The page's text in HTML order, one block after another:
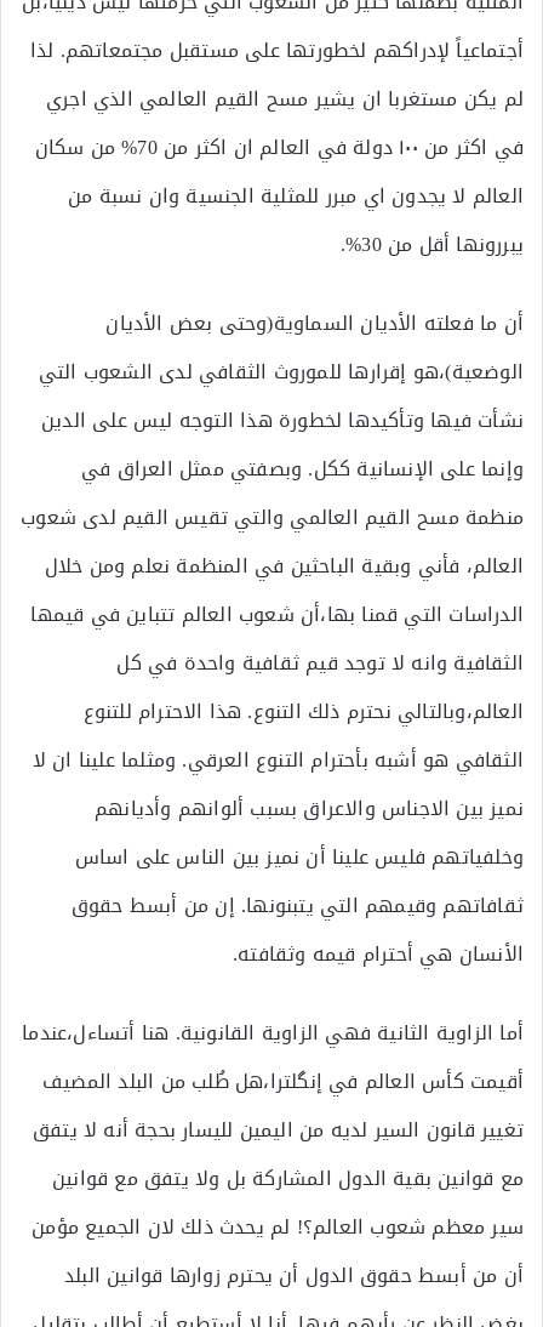
أجتماعياً لإدراكهم لخطورتها على مستقبل مجتمعاتهم. لذا
لم يكن مستغربا ان يشير مسح القيم العالمي الذي اجري
في اكثر من ١٠٠ دولة في العالم ان اكثر من 70% من سكان
العالم لا يجدون اي مبرر للمثلية الجنسية وان نسبة من
يبررونها أقل من 30%.
أن ما فعلته الأديان السماوية(وحتى بعض الأديان
الوضعية)،هو إقرارها للموروث الثقافي لدى الشعوب التي
نشأت فيها وتأكيدها لخطورة هذا التوجه ليس على الدين
وإنما على الإنسانية ككل. وبصفتي ممثل العراق في
منظمة مسح القيم العالمي والتي تقيس القيم لدى شعوب
العالم، فأني وبقية الباحثين في المنظمة نعلم ومن خلال
الدراسات التي قمنا بها،أن شعوب العالم تتباين في قيمها
الثقافية وانه لا توجد قيم ثقافية واحدة في كل
العالم،وبالتالي نحترم ذلك التنوع. هذا الاحترام للتنوع
الثقافي هو أشبه بأحترام التنوع العرقي. ومثلما علينا ان لا
نميز بين الاجناس والاعراق بسبب ألوانهم وأديانهم
وخلفياتهم فليس علينا أن نميز بين الناس على اساس
ثقافاتهم وقيمهم التي يتبنونها. إن من أبسط حقوق
الأنسان هي أحترام قيمه وثقافته.
أما الزاوية الثانية فهي الزاوية القانونية. هنا أتساءل،عندما
أقيمت كأس العالم في إنگلترا،هل طُلب من البلد المضيف
تغيير قانون السير لديه من اليمين لليسار بحجة أنه لا يتفق
مع قوانين بقية الدول المشاركة بل ولا يتفق مع قوانين
سير معظم شعوب العالم؟! لم يحدث ذلك لان الجميع مؤمن
أن من أبسط حقوق الدول أن يحترم زوارها قوانين البلد